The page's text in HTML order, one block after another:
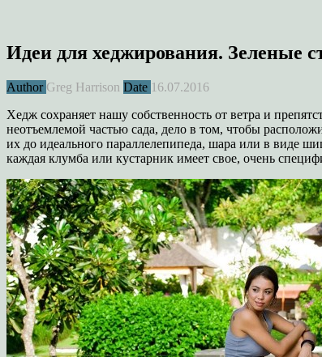
Идеи для хеджирования. Зеленые
Author Greg Harrison Date 16.07.2016
Хедж сохраняет нашу собственность от ветра и
неотъемлемой частью сада, дело в том, чтобы
их до идеального параллелепипеда, шара или в виде
каждая клумба или кустарник имеет свое, очень